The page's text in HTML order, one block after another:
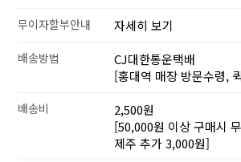
무이자할부안내 자세히 보기
배송방법
CJ대한통운택배
[홍대역 매장 방문수령,
배송비
2,500원
[50,000원 이상 구매시
제주 추가 3,000원]